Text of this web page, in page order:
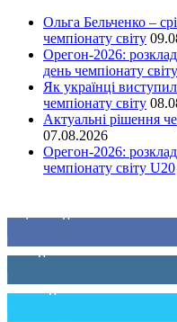
Ольга Бельченко –
чемпіонату світу
Орегон-2026:
день чемпіонату
Як українці
чемпіонату світу
Актуальні рішення
07.08.2026
Орегон-2026:
чемпіонату світу U20
0 Підписників
234 Підписників